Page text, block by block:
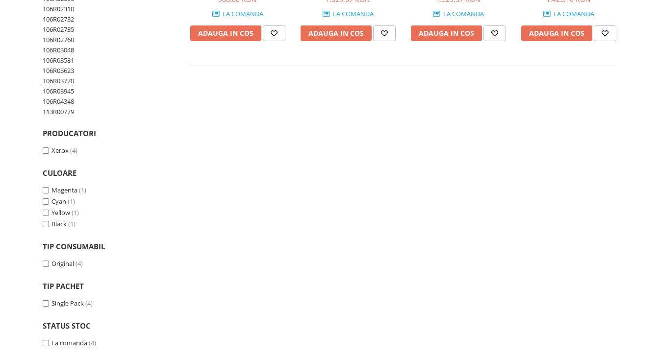
Consumabile imprimanta
Capete imprimare
Cartuse inkjet si cerneala
compatibile
Drum unit compatibile
Printare 3D
Imprimante 3D
Laptopuri / notebookuri
Laptopuri gaming
Laptop-uri 2 in 1
Accesorii laptop
106R02310
106R02732
106R02735
106R02760
106R03048
106R03581
106R03623
106R03770
106R03945
106R04348
113R00779
PRODUCATORI
Xerox(4)
CULOARE
Magenta(1)
Cyan (1)
Yellow(1)
Black(1)
TIP CONSUMABIL
Original(4)
TIP PACHET
Single Pack(4)
STATUS STOC
La comanda(4)
LA COMANDA
ADAUGA IN COS
LA COMANDA
ADAUGA IN COS
LA COMANDA
ADAUGA IN COS
LA COMANDA
ADAUGA IN COS